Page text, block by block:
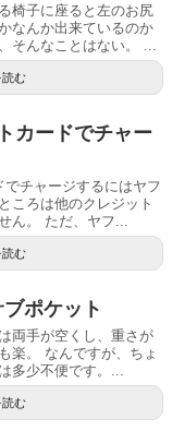
椅子に座ると左のお尻
なんか出来ているのか
そんなことはない。 ...
む
カードでチャー
チャージするにはヤフ
ころは他のクレジット
ん。 ただ、ヤフ...
む
ポケット
両手が空くし、重さが
楽。 なんですが、ちょ
多少不便です。...
む